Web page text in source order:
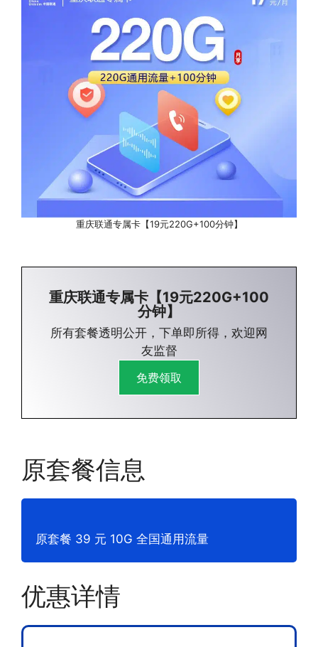
重庆联通专属卡【19元220G+100分钟】
重庆联通专属卡【19元220G+100
分钟】
所有套餐透明公开，下单即所得，欢迎网
友监督
免费领取
原套餐信息
原套餐 39 元 10G 全国通用流量
优惠详情